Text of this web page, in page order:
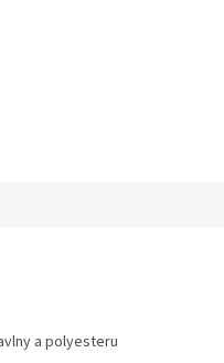
a polyesteru